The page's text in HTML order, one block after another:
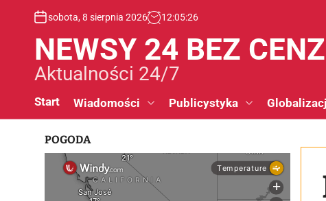
sobota, 8 sierpnia 2026 12:05:27
NEWSY 24 BEZ
Aktualności 24/7
Start Wiadomości Publicystyka
POGODA